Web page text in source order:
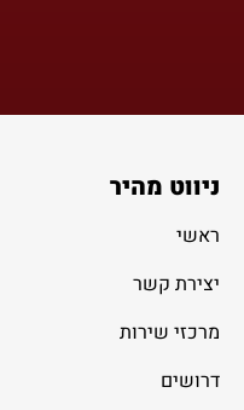
ניווט מהיר
ראשי
יצירת קשר
מרכזי שירות
דרושים